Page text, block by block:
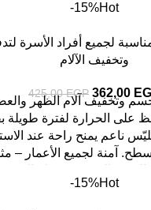
-15%Hot
لجميع أفراد الأسرة
وتخفيف الآلام
425,00EGP 362,00
وتخفيف آلام الظهر
على الحرارة لفترة
آمنة لجميع الأعمار –
-15%Hot